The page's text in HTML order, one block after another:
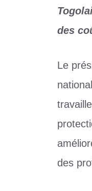
des
Le
des